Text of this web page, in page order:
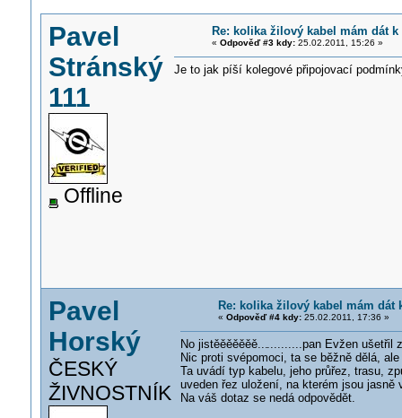
Pavel
Stránský
111
Offline
Re: kolika žilový kabel mám dát
« Odpověď #3 kdy:25.02.2011, 15:26 »
Je to jak píší kolegové připojovací
Pavel
Horský
ČESKÝ
ŽIVNOSTNÍK
Re: kolika žilový kabel mám dát
« Odpověď #4 kdy:25.02.2011, 17:36 »
No jistěěěěěěě.............pan Evžen ušetřil
Nic proti svépomoci, ta se běžně dělá,
Ta uvádí typ kabelu, jeho průřez, trasu,
uveden řez uložení, na kterém jsou jasně
Na váš dotaz se nedá odpovědět.